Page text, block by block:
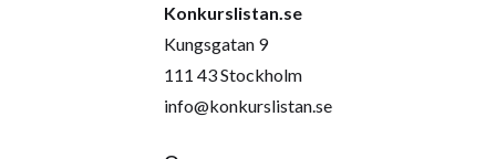
Konkurslistan.se
Kungsgatan 9
111 43 Stockholm
info@konkurslistan.se